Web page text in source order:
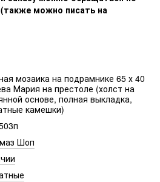
можно писать на
мозаика на подрамнике 65 х 40
Мария на престоле (холст на
основе, полная выкладка,
камешки)
Шоп